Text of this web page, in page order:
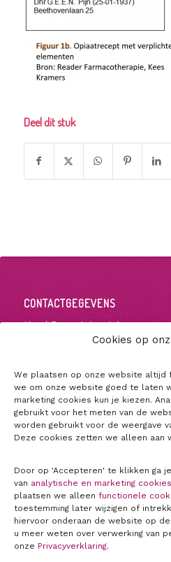
Cookies op
We plaatsen op onze website altijd
we om onze website goed te laten
marketing cookies kun je kiezen.
gebruikt voor het meten van de
worden gebruikt voor de weergave
Deze cookies zetten we alleen aan
Door op 'Accepteren' te klikken ga
van analytische en marketing cookies
plaatsen we alleen functionele
toestemming later wijzigen of
hiervoor onderaan de website op
u meer weten over verwerking van
onze Privacyverklaring.
Deel dit stuk
CONTACTGEGEVENS
Henri Dunantstraat 1
5223 GZ ’s-Hertogenbosch